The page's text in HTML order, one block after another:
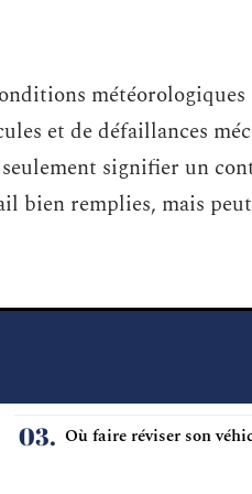
et de défaillances
signifier un
bien remplies, mais
Où faire réviser son